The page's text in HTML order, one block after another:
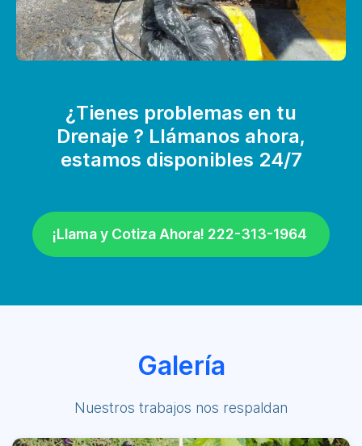
¿Tienes problemas en tu
Drenaje ? Llámanos ahora,
estamos disponibles 24/7
¡Llama y Cotiza Ahora! 222-313-1964
Galería
Nuestros trabajos nos respaldan